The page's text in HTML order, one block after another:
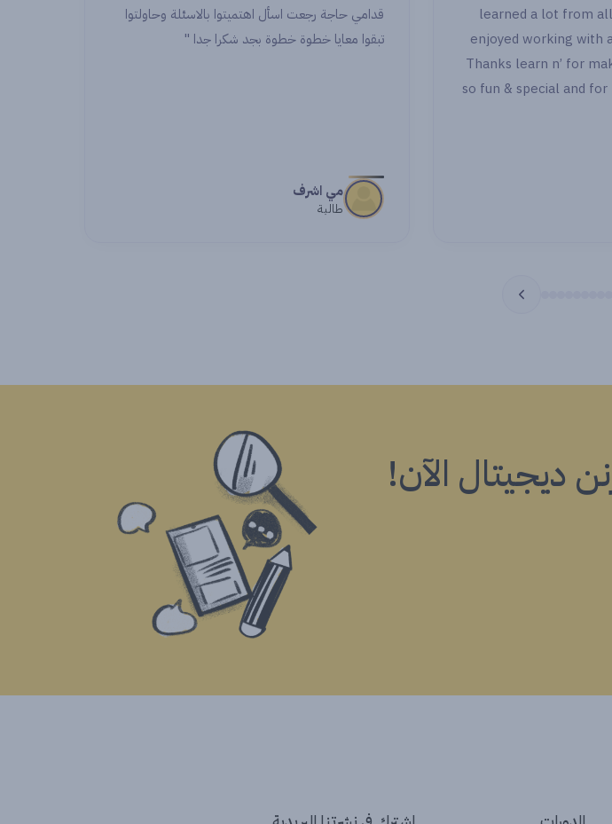
so fun
قدامي حاجة رجعت اسأل اهتميتوا بالاسئلة وحاولتوا
تبقوا معايا خطوة خطوة بجد شكرا جدا "
ولكل الفريق "
ديجيتال الآن!